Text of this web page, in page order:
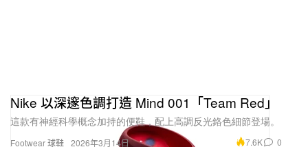
Footwear 球鞋
Nike 以深邃色調打造 Mind 001「Team Red」
這款有神經科學概念加持的便鞋，配上高調反光鉻色細節登場。
2026年3月14日 7.6K 0